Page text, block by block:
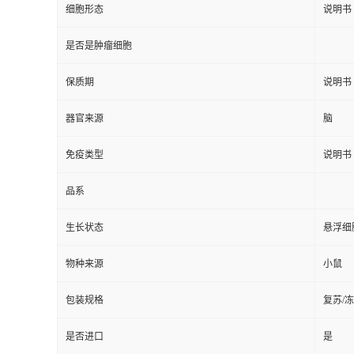
细胞形态 说明书
是否是肿瘤细胞
保质期 说明书
器官来源 脑
免疫类型 说明书
品系
生长状态 悬浮细
物种来源 小鼠
包装规格 复苏/
是否进口 是